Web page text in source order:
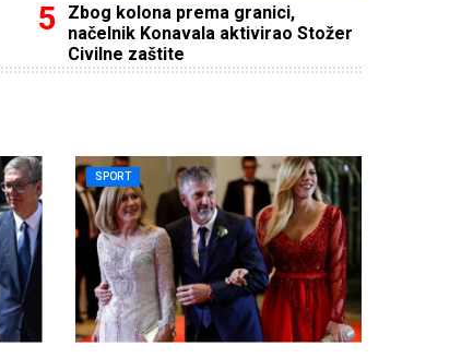
Zbog kolona prema granici,
načelnik Konavala aktivirao Stožer
Civilne zaštite
SPORT